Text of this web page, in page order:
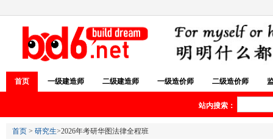
首页 一级建造师 二级建造师 一级造价师 二级造价师
站内搜索：
首页 > 研究生>2026年考研华图法律全程班